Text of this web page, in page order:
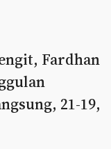
Fardhan
21-19,